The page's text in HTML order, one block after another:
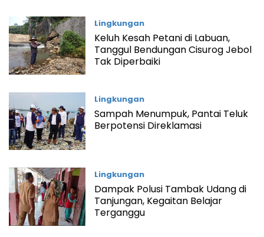
Lingkungan
Keluh Kesah Petani di Labuan,
Tanggul Bendungan Cisurog Jebol
Tak Diperbaiki
Lingkungan
Sampah Menumpuk, Pantai Teluk
Berpotensi Direklamasi
Lingkungan
Dampak Polusi Tambak Udang di
Tanjungan, Kegaitan Belajar
Terganggu